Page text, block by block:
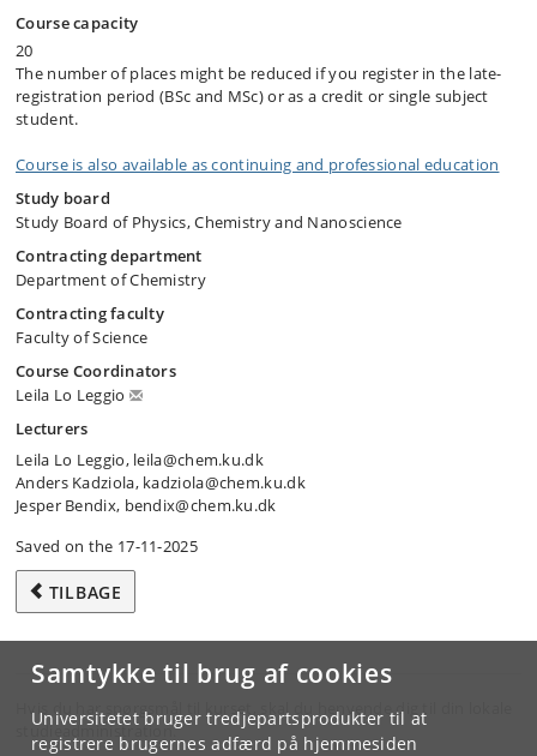
Samtykke til brug af cookies
Universitetet bruger tredjepartsprodukter til at
registrere brugernes adfærd på hjemmesiden
Course capacity
20
The number of places might be reduced if you register in the late-
registration period (BSc and MSc) or as a credit or single subject
student.
Course is also available as continuing and professional education
Study board
Study Board of Physics, Chemistry and Nanoscience
Contracting department
Department of Chemistry
Contracting faculty
Faculty of Science
Course Coordinators
Leila Lo Leggio
Lecturers
Leila Lo Leggio, leila@chem.ku.dk
Anders Kadziola, kadziola@chem.ku.dk
Jesper Bendix, bendix@chem.ku.dk
Saved on the 17-11-2025
TILBAGE
Hvis du har spørgsmål til kurset, skal du henvende dig til din lokale
studieadministration.